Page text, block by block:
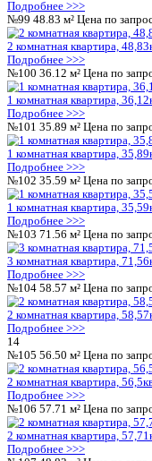
₽ 121 030 ₽/м²
№56 58.57 м² 7 439
2-комнатная квартира,
₽ 127 015 ₽/м²
8
№57 56.50 м²
2 комнатная
Подробнее >>>
№58 57.71 м² Цена по
2 комнатная
Подробнее >>>
№59 48.83 м² Цена по
2 комнатная квартира,
Подробнее >>>
№60 36.12 м² Цена по
1 комнатная квартира,
Подробнее >>>
№61 35.89 м² Цена по
1 комнатная
Подробнее >>>
№62 35.59 м²